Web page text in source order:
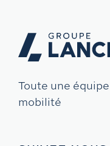
Toute une
mobilité